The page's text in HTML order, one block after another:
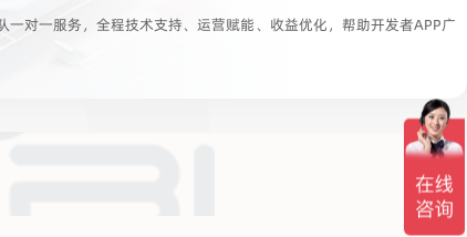
一对一服务，全程技术支持、运营赋能、收益优化，帮助开发者APP广